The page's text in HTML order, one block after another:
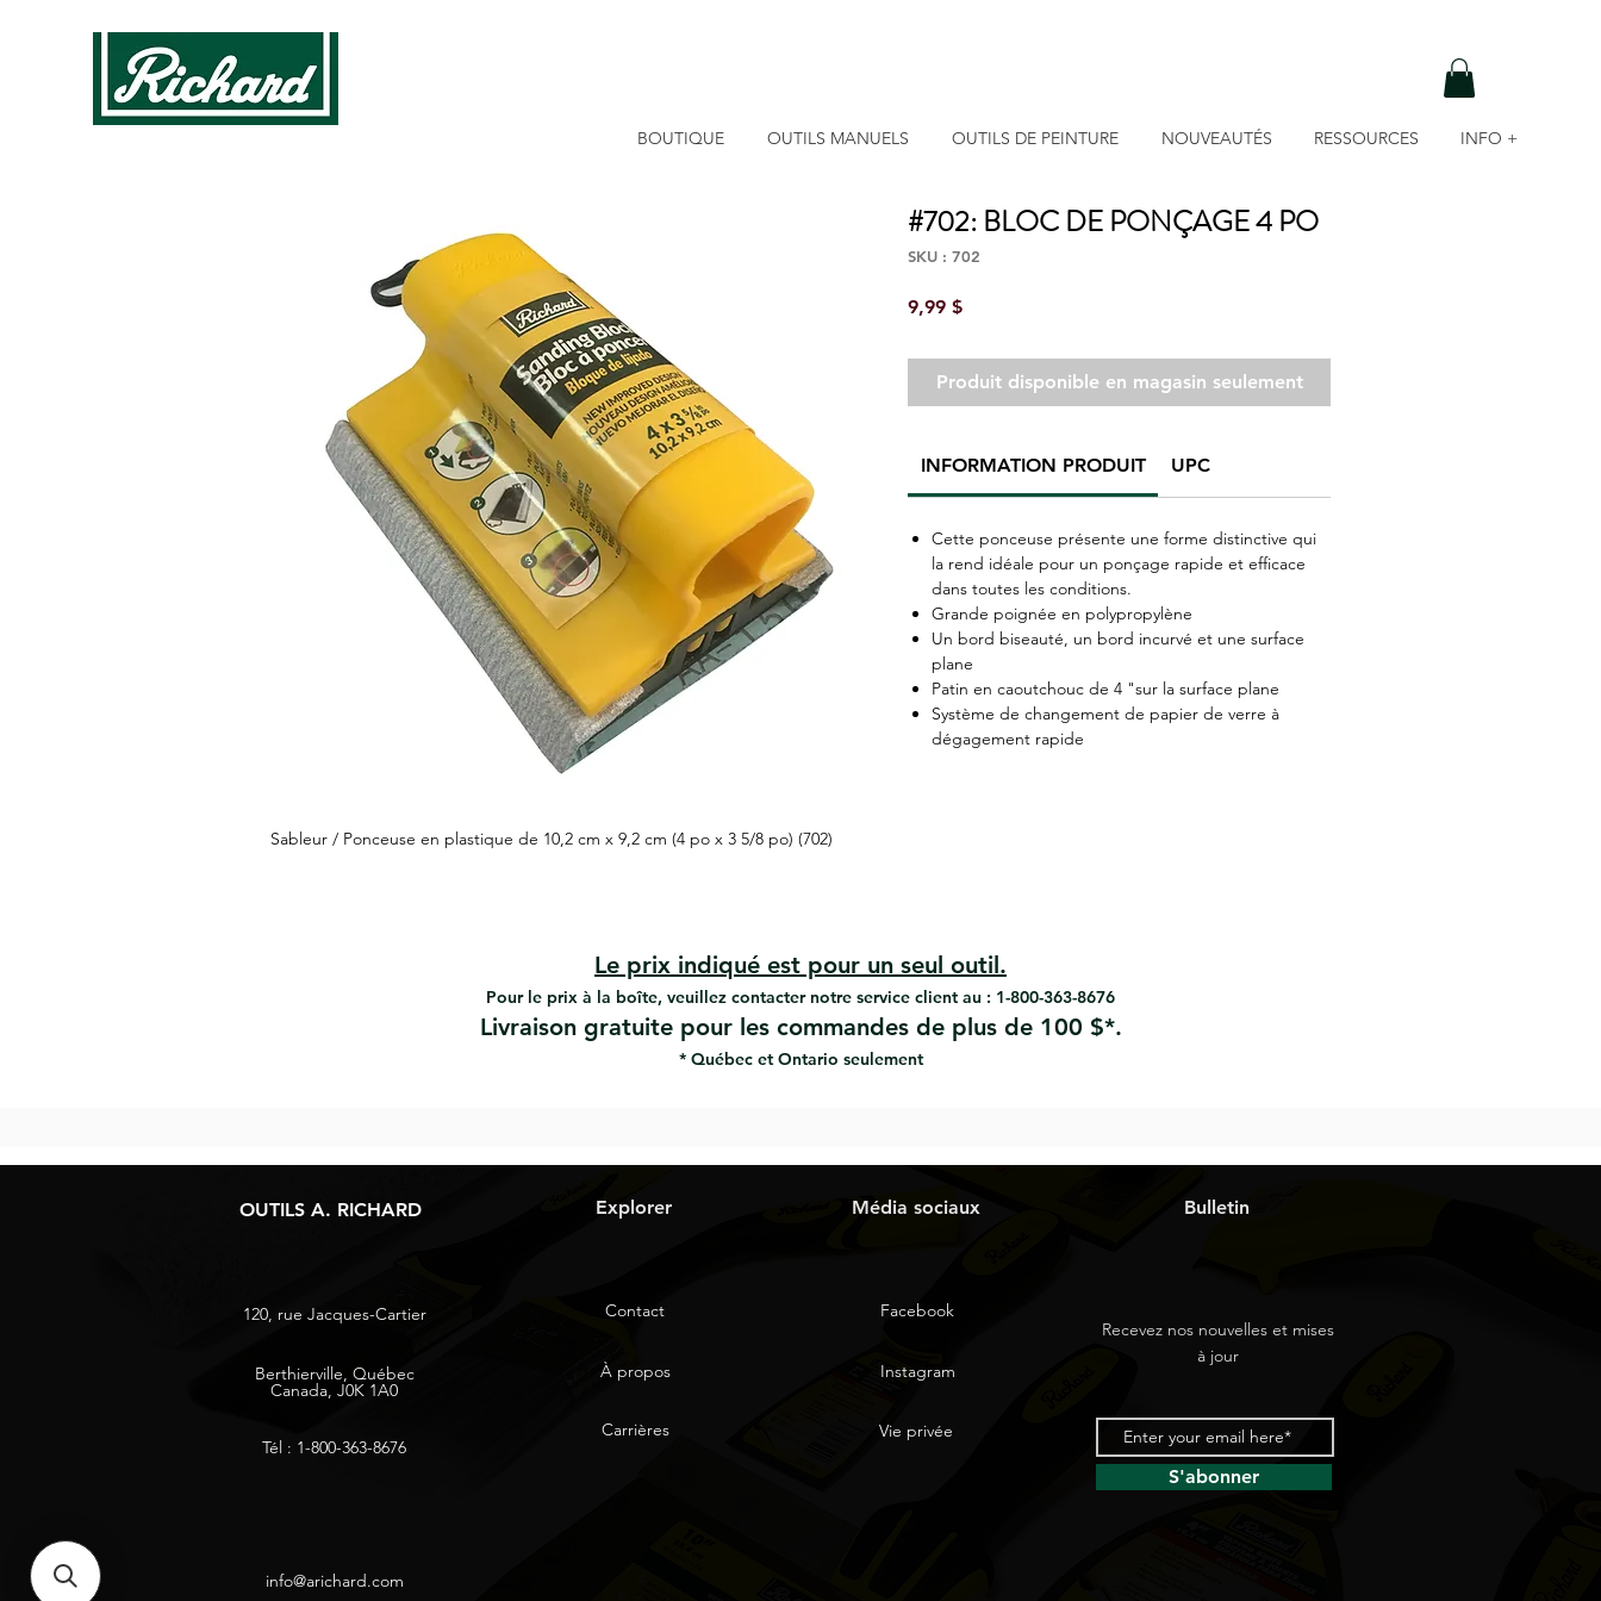
BOUTIQUE OUTILS MANUELS OUTILS DE PEINTURE NOUVEAUTÉS RESSOURCES INFO +
Sableur / Ponceuse en plastique de 10,2 cm x 9,2 cm (4 po x 3 5/8 po) (702)
#702: BLOC DE PONÇAGE 4 PO
SKU : 702
9,99 $Prix
Produit disponible en magasin seulement
INFORMATION PRODUIT UPC
Cette ponceuse présente une forme distinctive qui
la rend idéale pour un ponçage rapide et efficace
dans toutes les conditions.
Grande poignée en polypropylène
Un bord biseauté, un bord incurvé et une surface
plane
Patin en caoutchouc de 4 "sur la surface plane
Système de changement de papier de verre à
dégagement rapide
Le prix indiqué est pour un seul outil.
Pour le prix à la boîte, veuillez contacter notre service client au : 1-800-363-8676
Livraison gratuite pour les commandes de plus de 100 $*.
* Québec et Ontario seulement
OUTILS A. RICHARD
120, rue Jacques-Cartier
Berthierville, Québec
Canada, J0K 1A0
Tél : 1-800-363-8676
Explorer
Contact
À propos
Carrières
Média sociaux
Facebook
Instagram
Vie privée
Bulletin
Recevez nos nouvelles et mises
à jour
S'abonner
info@arichard.com